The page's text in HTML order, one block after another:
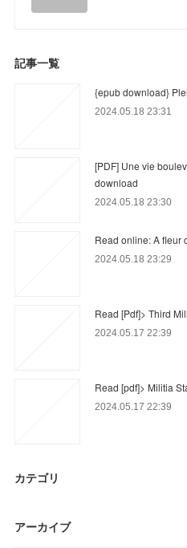
記事一覧
{epub download}
2024.05.18 23:31
[PDF] Une vie
download
2024.05.18 23:30
Read online: A fleur
2024.05.18 23:29
Read [Pdf]> Third
2024.05.17 22:39
Read [pdf]> Militia
2024.05.17 22:39
カテゴリ
アーカイブ